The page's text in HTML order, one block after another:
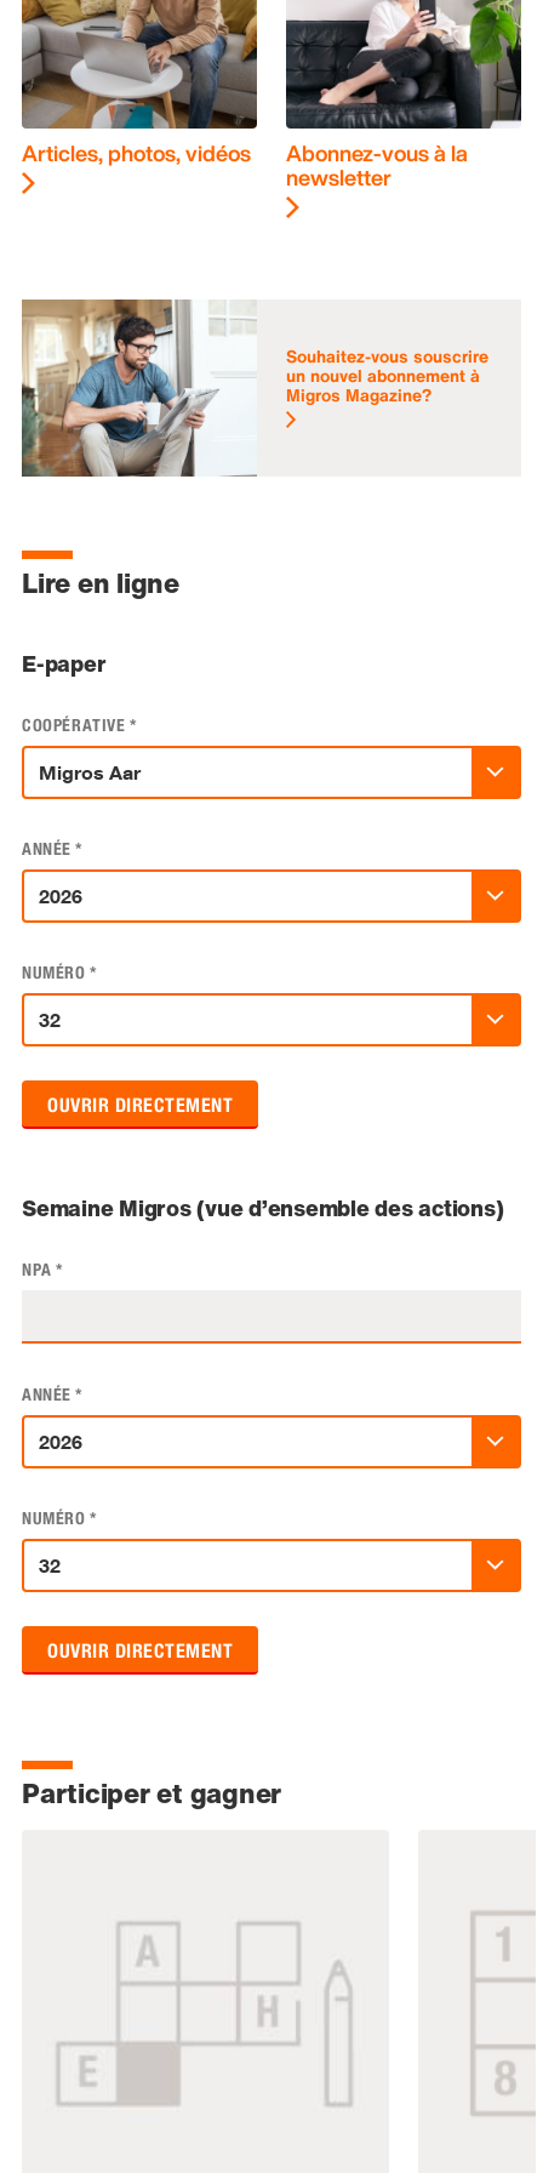
Articles, photos, vidéos Abonnez-vous à la
newsletter
Souhaitez-vous souscrire
un nouvel abonnement à
Migros Magazine?
Lire en ligne
E-paper
COOPÉRATIVE *
ANNÉE *
NUMÉRO *
OUVRIR DIRECTEMENT
Semaine Migros (vue d’ensemble des actions)
NPA *
ANNÉE *
NUMÉRO *
OUVRIR DIRECTEMENT
Participer et gagner